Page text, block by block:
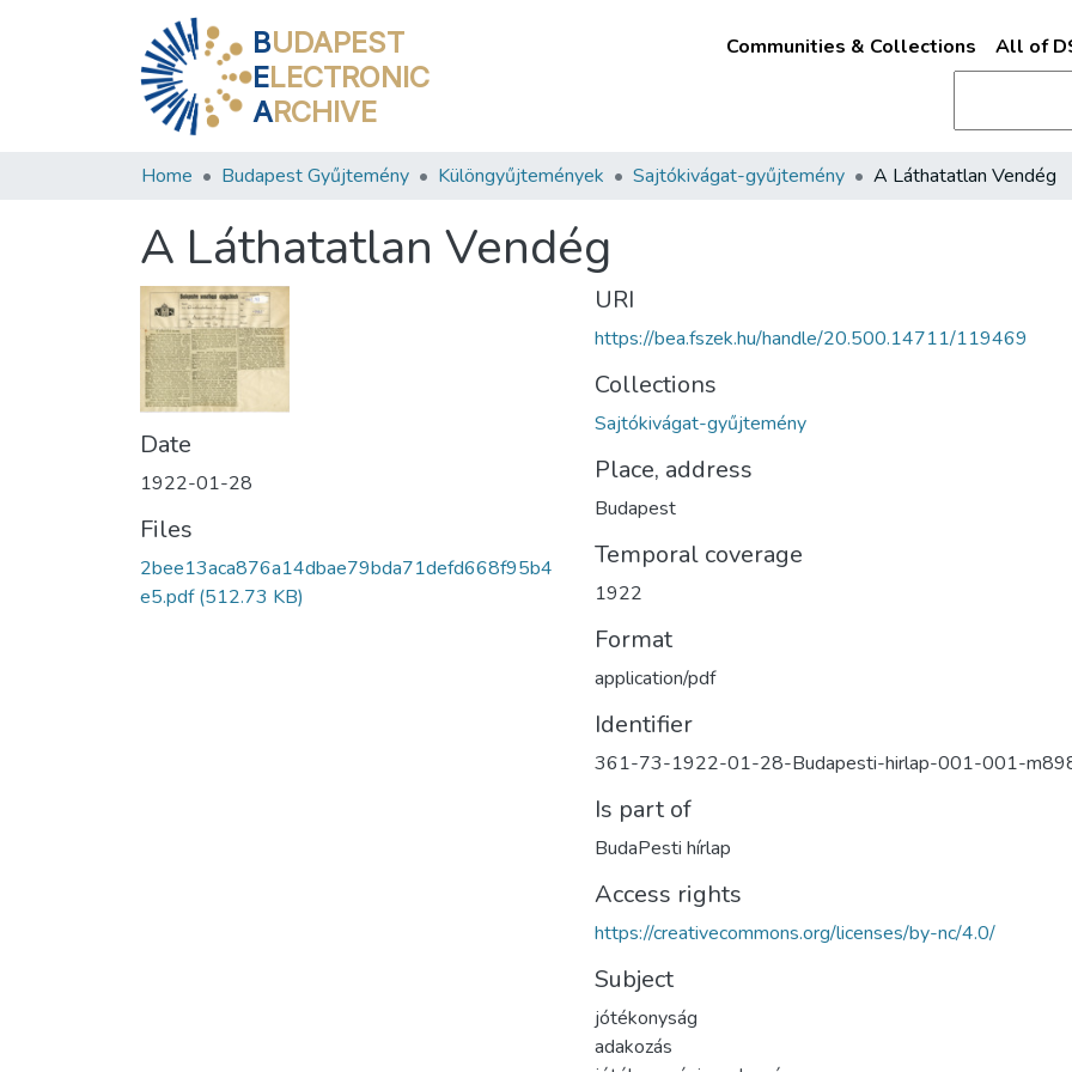
BUDAPEST
ELECTRONIC
ARCHIVE
Communities & Collections All of
Home Budapest Gyűjtemény Különgyűjtemények Sajtókivágat-gyűjtemény A Láthatatlan Vendég
A Láthatatlan Vendég
Date
1922-01-28
Files
2bee13aca876a14dbae79bda71defd668f95b4
e5.pdf(512.73 KB)
URI
https://bea.fszek.hu/handle/20.500.14711/119469
Collections
Sajtókivágat-gyűjtemény
Place, address
Budapest
Temporal coverage
1922
Format
application/pdf
Identifier
361-73-1922-01-28-Budapesti-hirlap-001-001-
Is part of
BudaPesti hírlap
Access rights
https://creativecommons.org/licenses/by-nc/4.0/
Subject
jótékonyság
adakozás